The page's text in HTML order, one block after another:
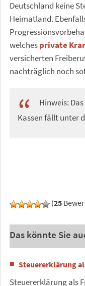
Deutschland keine
Heimatland.
welchesprivate
versicherten
nachträglich noch
Hinweis:
Kassen fällt unter
(25
Das könnte Sie
Steuererklärung
Steuererklärung als